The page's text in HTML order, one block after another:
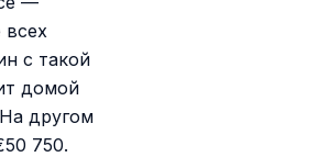
всех
с такой
домой
другом
750.